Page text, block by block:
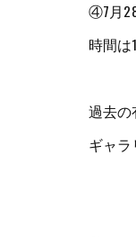
④7月
時間は
過去の
ギャラ